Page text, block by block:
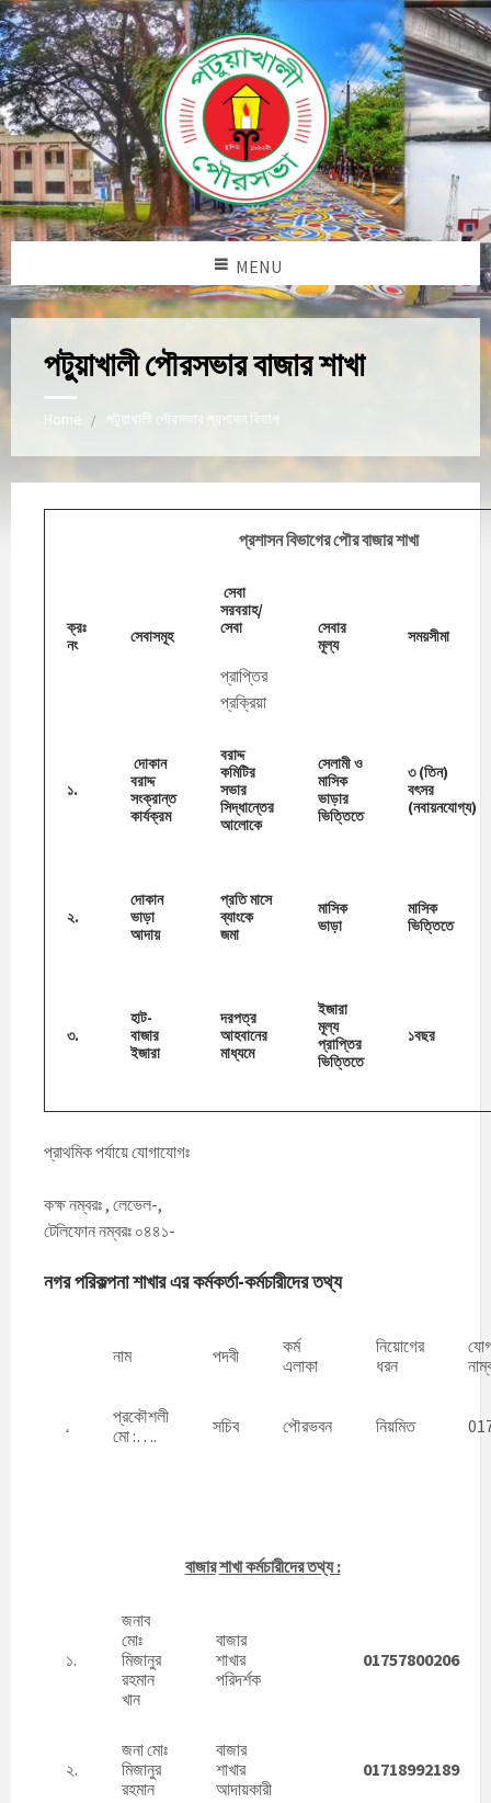
MENU
পটুয়াখালী পৌরসভার বাজার শাখা
Home পটুয়াখালী পৌরসভার প্রশাসন বিভাগ
প্রশাসন বিভাগের পৌর বাজার শাখা
ক্রঃ
নং
সেবাসমূহ
সেবা
সরবরাহ/
সেবা
প্রাপ্তির
প্রক্রিয়া
সেবার
মূল্য
সময়সীমা
১.
দোকান
বরাদ্দ
সংক্রান্ত
কার্যক্রম
বরাদ্দ
কমিটির
সভার
সিদ্ধান্তের
আলোকে
সেলামী ও
মাসিক
ভাড়ার
ভিত্তিতে
৩ (তিন)
বৎসর
(নবায়নযোগ্য)
২.
দোকান
ভাড়া
আদায়
প্রতি মাসে
ব্যাংকে
জমা
মাসিক
ভাড়া
মাসিক
ভিত্তিতে
৩.
হাট-
বাজার
ইজারা
দরপত্র
আহবানের
মাধ্যমে
ইজারা
মূল্য
প্রাপ্তির
ভিত্তিতে
১বছর
প্রাথমিক পর্যায়ে যোগাযোগঃ
কক্ষ নম্বরঃ , লেভেল-,
টেলিফোন নম্বরঃ ০৪৪১-
নগর পরিকল্পনা শাখারএর কর্মকর্তা-কর্মচারীদের তথ্য
নাম পদবী
কর্ম
এলাকা
নিয়োগের
ধরন
প্রকৌশলী
মো :….
সচিব পৌরভবন নিয়মিত
বাজারশাখা কর্মচারীদের তথ্য :
১.
জনাব
মোঃ
মিজানুর
রহমান
খান
বাজার
শাখার
পরিদর্শক
01757800206
২.
জনা মোঃ
মিজানুর
রহমান
বাজার
শাখার
আদায়কারী
01718992189